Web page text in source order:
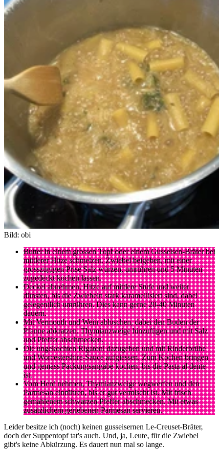
Bild: obi
Butter in einem grossen Topf oder einem Gusseisen-Bräter bei
mittlerer Hitze schmelzen. Zwiebel beigeben, mit einer
grosszügigen Prise Salz würzen, umrühren und 5 Minuten
zugedeckt kochen lassen.
Deckel abnehmen, Hitze auf mittlere Stufe und weiter
dünsten, bis die Zwiebeln stark karamellisiert sind, dabei
gelegentlich umrühren. Dies kann gerne 20-40 Minuten
dauern.
Mit Vermouth und Wein ablöschen, dabei den Boden der
Pfanne abkratzen. Thymianzweige hinzufügen und mit Salz
und Pfeffer abschmecken.
Die ungekochten Rigatoni dazugeben und mit Rinderbrühe
und Worcestershire-Sauce aufgiessen. Zum Kochen bringen
und gemäss Packungsangabe kochen, bis die Pasta al dente
ist.
Vom Herd nehmen, Thymianzweige wegwerfen und den
Parmesan einrühren, bis er gut vermischt ist. Mit frisch
gemahlenem schwarzen Pfeffer abschmecken. Mit etwas
zusätzlichem geriebenen Parmesan servieren.
Leider besitze ich (noch) keinen gusseisernen Le-Creuset-Bräter,
doch der Suppentopf tat's auch. Und, ja, Leute, für die Zwiebel
gibt's keine Abkürzung. Es dauert nun mal so lange.